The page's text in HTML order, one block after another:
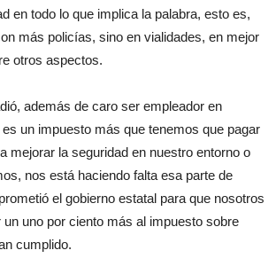
en todo lo que implica la palabra, esto es,
más policías, sino en vialidades, en mejor
otros aspectos.
además de caro ser empleador en
un impuesto más que tenemos que pagar
mejorar la seguridad en nuestro entorno o
nos está haciendo falta esa parte de
el gobierno estatal para que nosotros
uno por ciento más al impuesto sobre
cumplido.